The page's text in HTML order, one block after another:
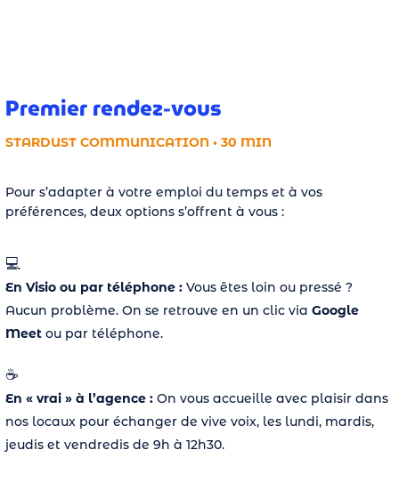
Premier rendez-vous
STARDUST COMMUNICATION • 30 MIN
Pour s’adapter à votre emploi du temps et à vos
préférences, deux options s’offrent à vous :
💻
En Visio ou par téléphone : Vous êtes loin ou pressé ?
Aucun problème. On se retrouve en un clic via Google
Meet ou par téléphone.
☕️
En « vrai » à l’agence : On vous accueille avec plaisir dans
nos locaux pour échanger de vive voix, les lundi, mardis,
jeudis et vendredis de 9h à 12h30.
Cerebro
Bonjour ! Je suis Cerebro, le super assistant de
Comment puis-je vous aider ?